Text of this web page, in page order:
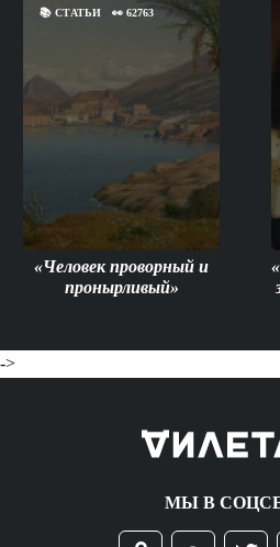
📚 СТАТЬИ 👀 62763
«Человек проворный и
пронырливый»
->
МЫ В